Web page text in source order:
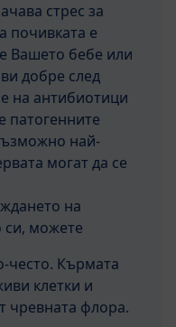
стрес за
почивката е
Вашето бебе или
добре след
на антибиотици
патогенните
най-
могат да се
на
си, можете
често. Кърмата
клетки и
чревната флора.